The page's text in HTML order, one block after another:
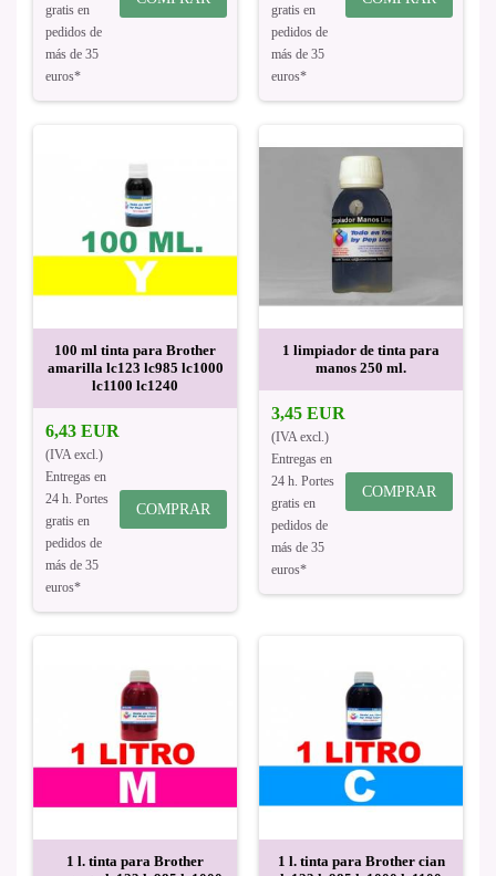
gratis en
pedidos de
más de 35
euros*
gratis en
pedidos de
más de 35
euros*
100 ml tinta para Brother
amarilla lc123 lc985 lc1000
lc1100 lc1240
6,43 EUR
(IVA excl.)
Entregas en
24 h. Portes
gratis en
pedidos de
más de 35
euros*
COMPRAR
1 limpiador de tinta para
manos 250 ml.
3,45 EUR
(IVA excl.)
Entregas en
24 h. Portes
gratis en
pedidos de
más de 35
euros*
COMPRAR
1 l. tinta para Brother
1 l. tinta para Brother cian